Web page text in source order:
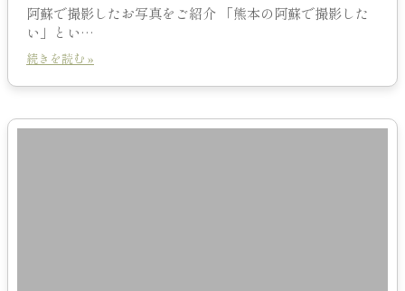
阿蘇で撮影したお写真をご紹介 「熊本の阿蘇で撮影した
い」とい…
続きを読む »